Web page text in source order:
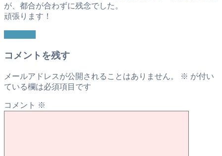
が、都合が合わずに残念でした。
頑張ります！
コメントを残す
メールアドレスが公開されることはありません。 ※ が付い
ている欄は必須項目です
コメント ※